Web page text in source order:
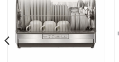
CùngNội Địa Nhật Store tìm hiểu
đặc biệt nhé: